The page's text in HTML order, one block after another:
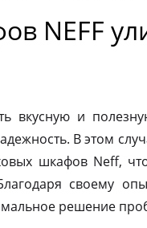
NEFF
вкусную и
В этом
шкафов Neff,
своему
решение